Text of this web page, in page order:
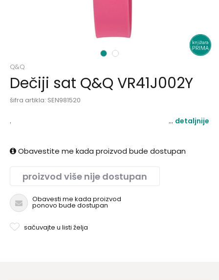
1 2
Q&Q
Dečiji sat Q&Q VR41J002Y
šifra artikla: SEN981520
. detaljnije
Obavestite me kada proizvod bude dostupan
proizvod više nije dostupan
Obavesti me kada proizvod
ponovo bude dostupan
sačuvajte u listi želja